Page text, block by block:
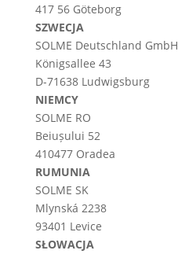
417 56 Göteborg
SZWECJA
SOLME Deutschland GmbH
Königsallee 43
D-71638 Ludwigsburg
NIEMCY
SOLME RO
Beiușului 52
410477 Oradea
RUMUNIA
SOLME SK
Mlynská 2238
93401 Levice
SŁOWACJA